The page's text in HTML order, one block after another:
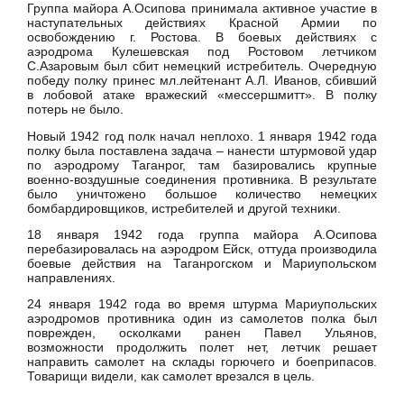
Группа майора А.Осипова принимала активное участие в
наступательных действиях Красной Армии по
освобождению г. Ростова. В боевых действиях с
аэродрома Кулешевская под Ростовом летчиком
С.Азаровым был сбит немецкий истребитель. Очередную
победу полку принес мл.лейтенант А.Л. Иванов, сбивший
в лобовой атаке вражеский «мессершмитт». В полку
потерь не было.
Новый 1942 год полк начал неплохо. 1 января 1942 года
полку была поставлена задача – нанести штурмовой удар
по аэродрому Таганрог, там базировались крупные
военно-воздушные соединения противника. В результате
было уничтожено большое количество немецких
бомбардировщиков, истребителей и другой техники.
18 января 1942 года группа майора А.Осипова
перебазировалась на аэродром Ейск, оттуда производила
боевые действия на Таганрогском и Мариупольском
направлениях.
24 января 1942 года во время штурма Мариупольских
аэродромов противника один из самолетов полка был
поврежден, осколками ранен Павел Ульянов,
возможности продолжить полет нет, летчик решает
направить самолет на склады горючего и боеприпасов.
Товарищи видели, как самолет врезался в цель.